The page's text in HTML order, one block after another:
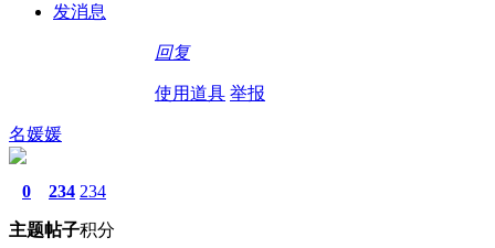
发消息
回复
使用道具 举报
名媛媛
0
主题
234
帖子
234
积分